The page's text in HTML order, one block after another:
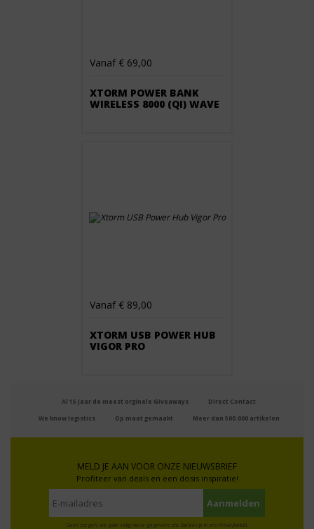
Vanaf € 69,00
XTORM POWER BANK
WIRELESS 8000 (QI) WAVE
Vanaf € 89,00
XTORM USB POWER HUB
VIGOR PRO
Al 15 jaar de meest orginele Giveaways Direct Contact
We know logistics Op maat gemaakt Meer dan 500.000 artikelen
MELD JE AAN VOOR ONZE NIEUWSBRIEF
Profiteer van deals en een dosis inspiratie!
Geen zorgen: we gaan veilig met je gegevens om. Dat lees je in ons Privacybeleid.